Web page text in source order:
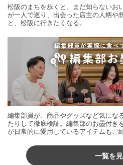
松阪のまちを歩くと、まだ知らないお
が一人で巡り、出会った店主の人柄や
と、松阪に行きたくなる。
編集部員が、商品やグッズなど気にな
たりして徹底検証。編集部のお墨付き
が日常的に愛用しているアイテムもご
一覧を